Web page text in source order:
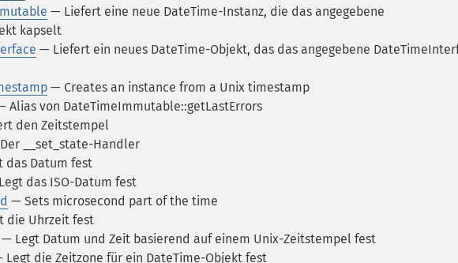
— Liefert eine neue DateTime-Instanz, die das angegebene
kapselt
— Liefert ein neues DateTime-Objekt, das das angegebene
— Creates an instance from a Unix timestamp
Alias von DateTimeImmutable::getLastErrors
den Zeitstempel
__set_state-Handler
das Datum fest
das ISO-Datum fest
— Sets microsecond part of the time
die Uhrzeit fest
— Legt Datum und Zeit basierend auf einem Unix-Zeitstempel fest
Legt die Zeitzone für ein DateTime-Objekt fest